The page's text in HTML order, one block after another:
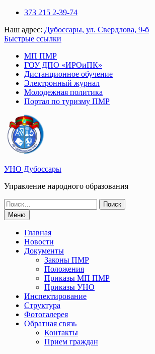
Перейти
содержимому
373 215 2-39-74
Наш адрес: Дубоссары, ул. Свердлова, 9-б
Быстрые ссылки
МП ПМР
ГОУ ДПО «ИРОиПК»
Дистанционное обучение
Электронный журнал
Молодежная политика
Портал по туризму ПМР
УНО Дубоссары
Управление народного образования
Поиск
по:Меню
Главная
Новости
Документы
Законы ПМР
Положения
Приказы МП ПМР
Приказы УНО
Инспектирование
Структура
Фотогалерея
Обратная связь
Контакты
Прием граждан